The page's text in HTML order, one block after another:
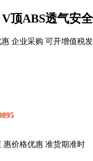
顶ABS透气安
企业采购 可开增值税
惠价格优惠 准货期准时